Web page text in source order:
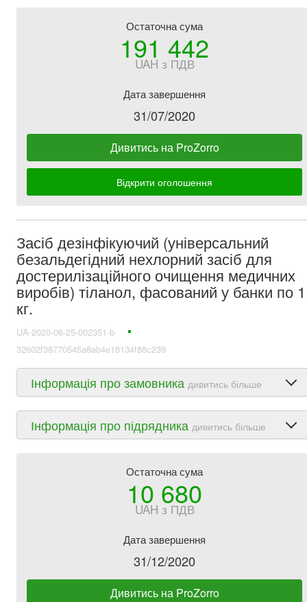
Остаточна сума
191 442
UAH з ПДВ
Дата завершення
31/07/2020
Дивитись на ProZorro
Відкрити оголошення
Засіб дезінфікуючий (універсальний
безальдегідний нехлорний засіб для
достерилізаційного очищення медичних
виробів) тіланол, фасований у банки по 1
кг.
UA-2020-06-25-002351-b
32602f38770545a8ab4e18134f88c239
Інформація про замовника дивитись більше
Інформація про підрядника дивитись більше
Остаточна сума
10 680
UAH з ПДВ
Дата завершення
31/12/2020
Дивитись на ProZorro